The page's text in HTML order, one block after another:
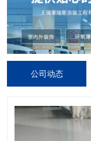
公司动态